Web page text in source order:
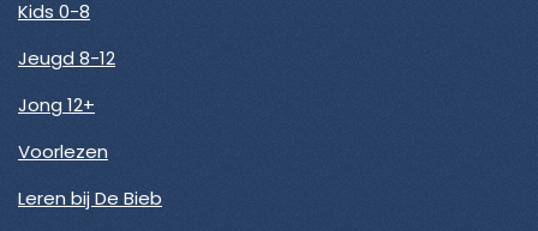
Kids 0-8
Jeugd 8-12
Jong 12+
Voorlezen
Leren bij De Bieb